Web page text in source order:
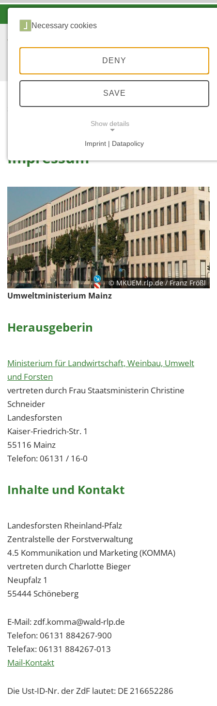
START
...
Impressum
© MKUEM.rlp.de / Franz Frößl
Umweltministerium Mainz
Herausgeberin
Ministerium für Landwirtschaft, Weinbau, Umwelt
und Forsten
vertreten durch Frau Staatsministerin Christine
Schneider
Landesforsten
Kaiser-Friedrich-Str. 1
55116 Mainz
Telefon: 06131 / 16-0
Inhalte und Kontakt
Landesforsten Rheinland-Pfalz
Zentralstelle der Forstverwaltung
4.5 Kommunikation und Marketing (KOMMA)
vertreten durch Charlotte Bieger
Neupfalz 1
55444 Schöneberg
E-Mail: zdf.komma@wald-rlp.de
Telefon: 06131 884267-900
Telefax: 06131 884267-013
Mail-Kontakt
Die Ust-ID-Nr. der ZdF lautet: DE 216652286
Necessary cookies
DENY
SAVE
Show details
Imprint | Datapolicy